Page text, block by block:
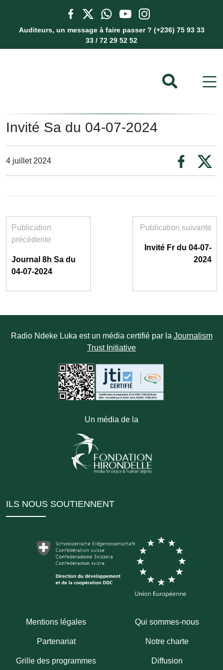
Auditeurs, un message à faire passer ? (+236) 75 93 33
33 / 72 29 52 52
Invité Sa du 04-07-2024
4 juillet 2024
Publication
précédente
Journal 8h Sa du
04-07-2024
Publication suivante
Invité Fr du 04-07-
2024
Radio Ndeke Luka est un média certifié par la Journalism
Trust Initiative
Un média de la
ILS NOUS SOUTIENNENT
Mentions légales Qui sommes-nous
Partenariat Notre charte
Grille des programmes Diffusion